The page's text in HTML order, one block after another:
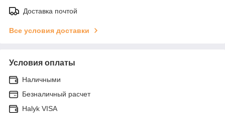
Доставка почтой
Все условия доставки
Условия оплаты
Наличными
Безналичный расчет
Halyk VISA